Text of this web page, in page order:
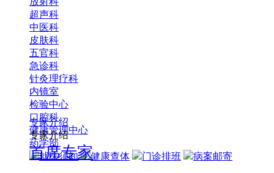
超声科
中医科
皮肤科
五官科
急诊科
针灸理疗科
内镜室
检验中心
口腔科
健康管理中心
药学部
就医须知
健康查体 门诊排班 病案邮寄
专家介绍
专家介绍
首席专家